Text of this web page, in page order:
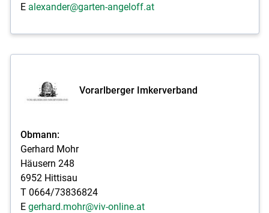
E alexander@garten-angeloff.at
Vorarlberger Imkerverband
Obmann:
Gerhard Mohr
Häusern 248
6952 Hittisau
T 0664/73836824
E gerhard.mohr@viv-online.at